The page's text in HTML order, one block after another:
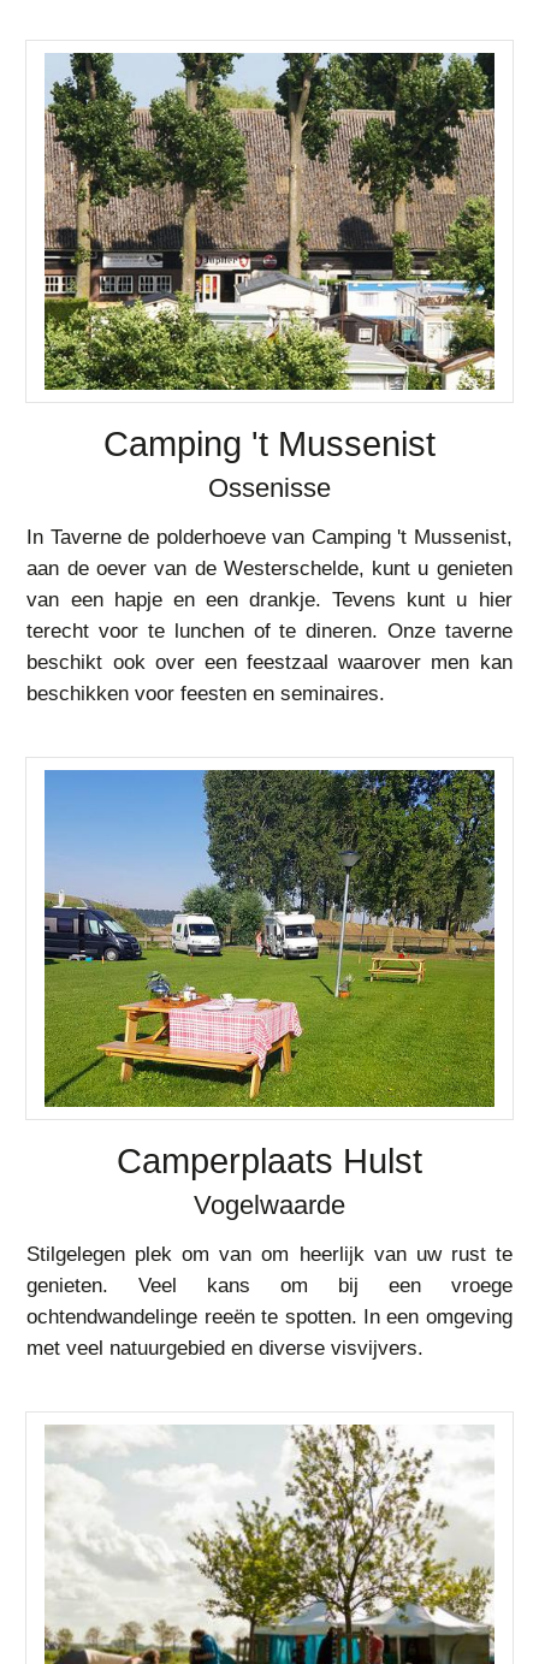
Camping 't Mussenist
Ossenisse
In Taverne de polderhoeve van Camping 't Mussenist,
aan de oever van de Westerschelde, kunt u genieten
van een hapje en een drankje. Tevens kunt u hier
terecht voor te lunchen of te dineren. Onze taverne
beschikt ook over een feestzaal waarover men kan
beschikken voor feesten en seminaires.
Camperplaats Hulst
Vogelwaarde
Stilgelegen plek om van om heerlijk van uw rust te
genieten. Veel kans om bij een vroege
ochtendwandelinge reeën te spotten. In een omgeving
met veel natuurgebied en diverse visvijvers.